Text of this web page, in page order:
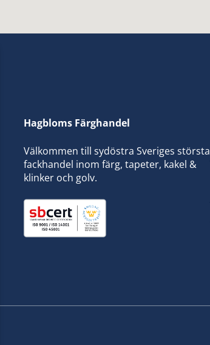
Hagbloms Färghandel
Välkommen till sydöstra Sveriges största
fackhandel inom färg, tapeter, kakel &
klinker och golv.